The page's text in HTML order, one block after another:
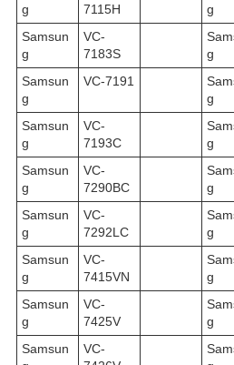
g
7115H
g
Samsun
g
VC-
7183S
g
Samsun
g
VC-7191
g
Samsun
g
VC-
7193C
g
Samsun
g
VC-
7290BC
g
Samsun
g
VC-
7292LC
g
Samsun
g
VC-
7415VN
g
Samsun
g
VC-
7425V
g
Samsun
VC-